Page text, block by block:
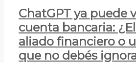
ChatGPT ya puede
cuenta bancaria:
aliado financiero o
que no debés